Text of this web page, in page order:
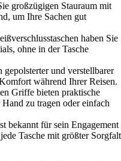
großzügigen Stauraum mit
um Ihre Sachen gut
haben Sie
ohne in der Tasche
gepolsterter und verstellbarer
während Ihrer Reisen.
Griffe bieten praktische
zu tragen oder einfach
bekannt für sein Engagement
Tasche mit größter Sorgfalt